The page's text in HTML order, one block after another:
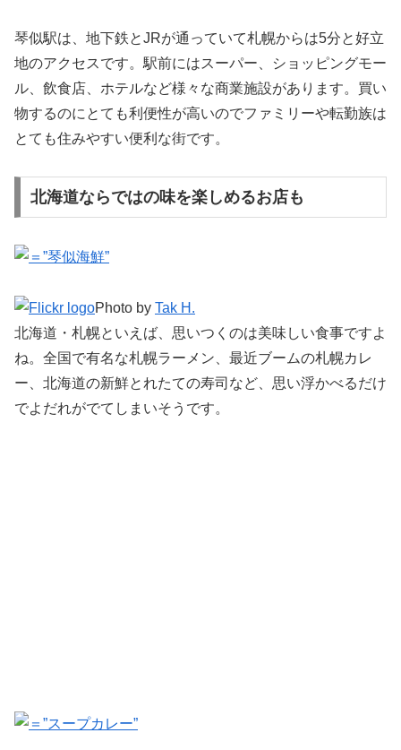
琴似駅は、地下鉄とJRが通っていて札幌からは5分と好立
地のアクセスです。駅前にはスーパー、ショッピングモー
ル、飲食店、ホテルなど様々な商業施設があります。買い
物するのにとても利便性が高いのでファミリーや転勤族は
とても住みやすい便利な街です。
北海道ならではの味を楽しめるお店も
Photo by Tak H.
北海道・札幌といえば、思いつくのは美味しい食事ですよ
ね。全国で有名な札幌ラーメン、最近ブームの札幌カレ
ー、北海道の新鮮とれたての寿司など、思い浮かべるだけ
でよだれがでてしまいそうです。